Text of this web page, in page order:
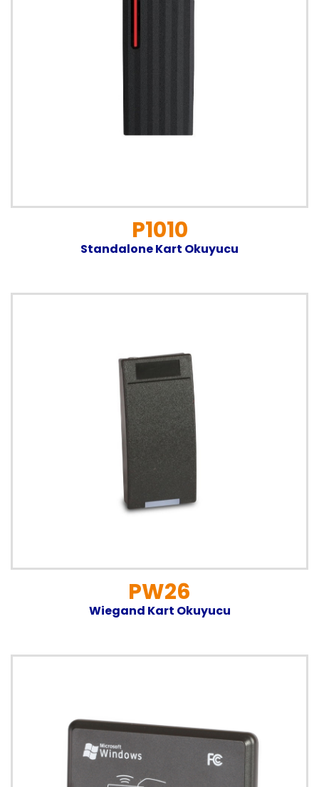
P1010
Standalone Kart Okuyucu
PW26
Wiegand Kart Okuyucu